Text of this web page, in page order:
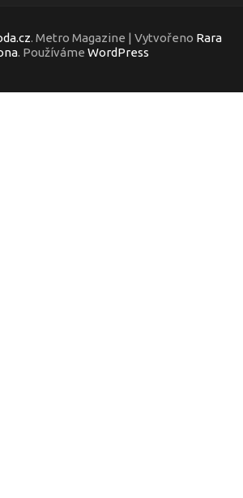
. Metro Magazine | Vytvořeno Rara
. Používáme WordPress